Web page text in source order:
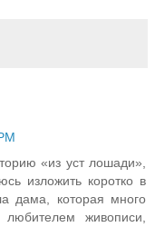
«из уст лошади»,
изложить коротко в
дама, которая много
живописи,